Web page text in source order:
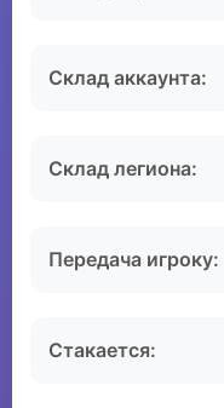
Склад аккаунта:
Склад легиона:
Передача игроку:
Стакается: